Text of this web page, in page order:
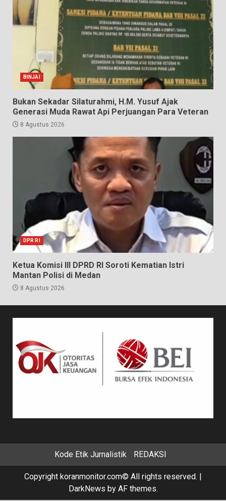
BINJAI
Bukan Sekadar Silaturahmi, H.M. Yusuf Ajak
Generasi Muda Rawat Api Perjuangan Para Veteran
8 Agustus 2026
DPR RI
Ketua Komisi III DPRD RI Soroti Kematian Istri
Mantan Polisi di Medan
8 Agustus 2026
Kode Etik Jurnalistik REDAKSI
Copyright koranmonitor.com© All rights reserved. |
DarkNews by AF themes.